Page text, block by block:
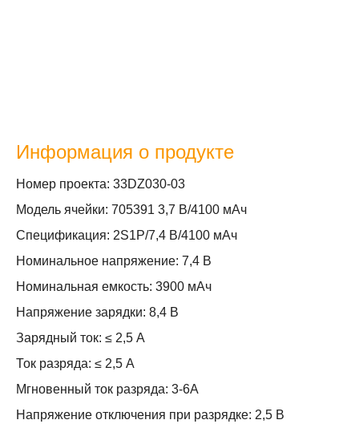
Информация о продукте
Номер проекта: 33DZ030-03
Модель ячейки: 705391 3,7 В/4100 мАч
Спецификация: 2S1P/7,4 В/4100 мАч
Номинальное напряжение: 7,4 В
Номинальная емкость: 3900 мАч
Напряжение зарядки: 8,4 В
Зарядный ток: ≤ 2,5 А
Ток разряда: ≤ 2,5 А
Мгновенный ток разряда: 3-6А
Напряжение отключения при разрядке: 2,5 В